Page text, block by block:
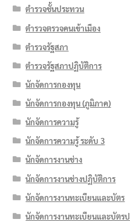
ตำรวจชั้นประทวน
ตำรวจตรวจคนเข้าเมือง
ตำรวจรัฐสภา
ตำรวจรัฐสภาปฏิบัติการ
นักจัดการกองทุน
นักจัดการกองทุน (ภูมิภาค)
นักจัดการความรู้
นักจัดการความรู้ ระดับ 3
นักจัดการงานช่าง
นักจัดการงานช่างปฏิบัติการ
นักจัดการงานทะเบียนและบัตร
นักจัดการงานทะเบียนและบัตร